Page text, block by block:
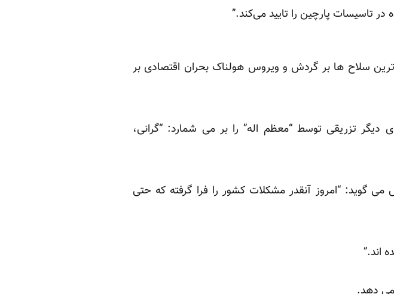
تاسیسات پارچین را تایید می‌کند.”
سلاح ها بر گردش و ویروس هولناک بحران اقتصادی بر
تزریقی توسط “معظم اله” را بر می شمارد: “گرانی،
گوید: “امروز آنقدر مشکلات کشور را فرا گرفته که حتی
اند.”